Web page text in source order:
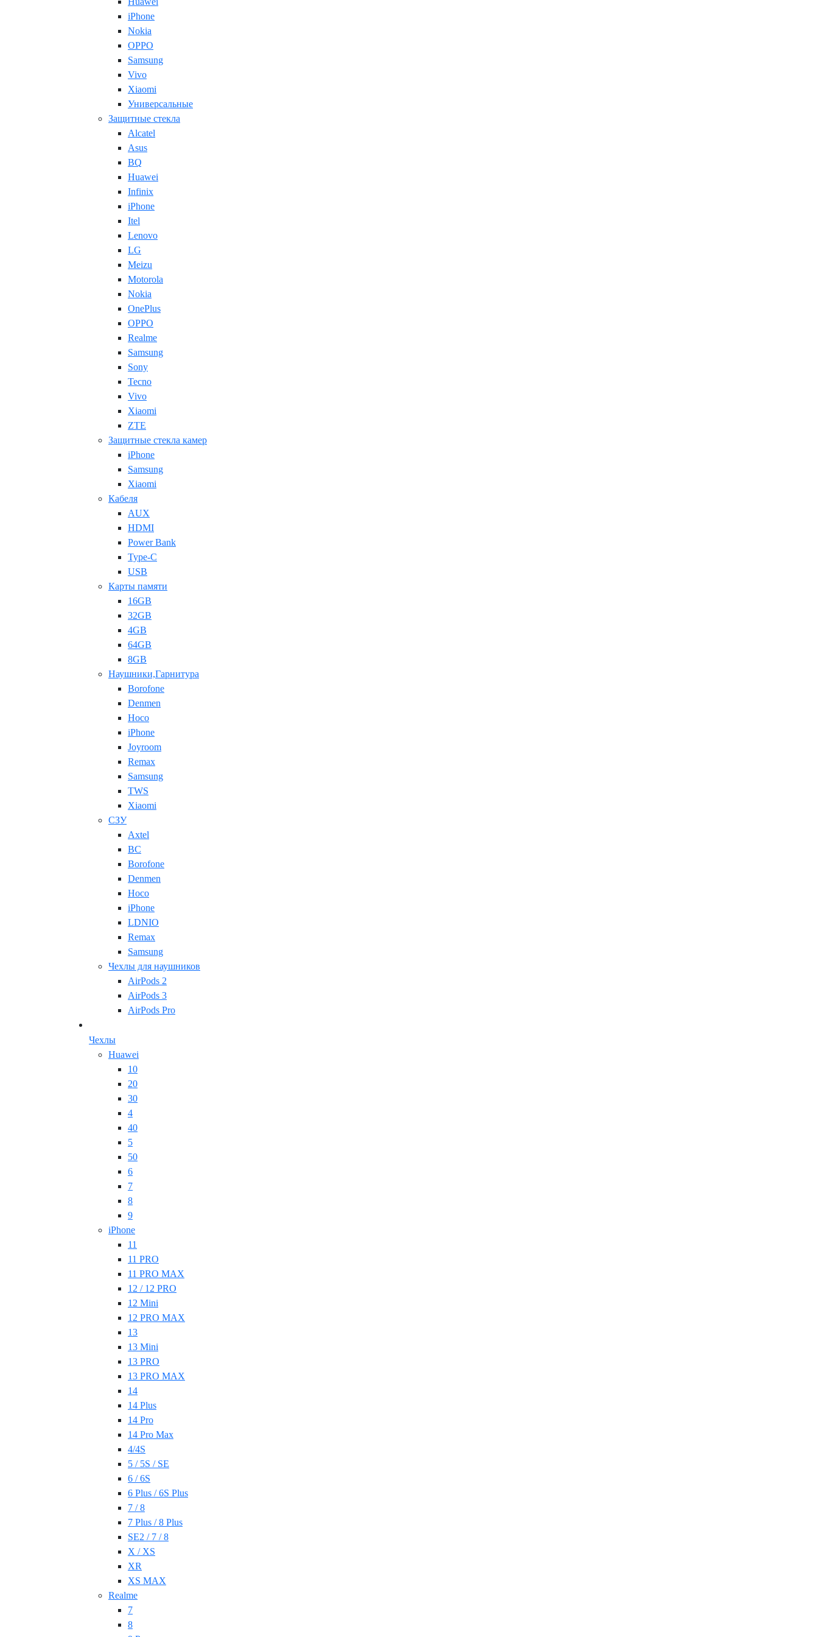
iPhone
Nokia
OPPO
Samsung
Vivo
Xiaomi
Универсальные
Защитные стекла
Alcatel
Asus
BQ
Huawei
Infinix
iPhone
Itel
Lenovo
LG
Meizu
Motorola
Nokia
OnePlus
OPPO
Realme
Samsung
Sony
Tecno
Vivo
Xiaomi
ZTE
Защитные стекла камер
iPhone
Samsung
Xiaomi
Кабеля
AUX
HDMI
Power Bank
Type-C
USB
Карты памяти
16GB
32GB
4GB
64GB
8GB
Наушники,Гарнитура
Borofone
Denmen
Hoco
iPhone
Joyroom
Remax
Samsung
TWS
Xiaomi
СЗУ
Axtel
BC
Borofone
Denmen
Hoco
iPhone
LDNIO
Remax
Samsung
Чехлы для наушников
AirPods 2
AirPods 3
AirPods Pro
Чехлы
Huawei
10
20
30
4
40
5
50
6
7
8
9
iPhone
11
11 PRO
11 PRO MAX
12 / 12 PRO
12 Mini
12 PRO MAX
13
13 Mini
13 PRO
13 PRO MAX
14
14 Plus
14 Pro
14 Pro Max
4/4S
5 / 5S / SE
6 / 6S
6 Plus / 6S Plus
7 / 8
7 Plus / 8 Plus
SE2 / 7 / 8
X / XS
XR
XS MAX
Realme
7
8